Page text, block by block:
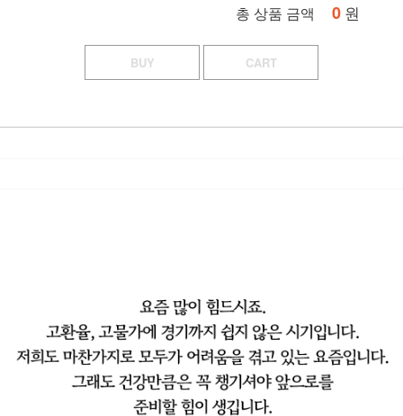
총 상품 금액 0 원
BUY CART